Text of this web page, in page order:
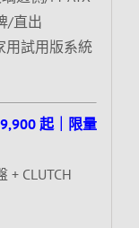
/直出
用試用版系統
起｜限量
+ CLUTCH